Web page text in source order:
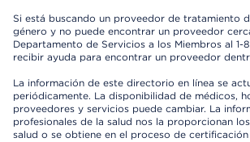
Si está buscando un proveedor de tratamiento
género y no puede encontrar un proveedor
Departamento de Servicios a los Miembros al
recibir ayuda para encontrar un proveedor
La información de este directorio en línea se
periódicamente. La disponibilidad de médicos,
proveedores y servicios puede cambiar. La
profesionales de la salud nos la proporcionan
salud o se obtiene en el proceso de certificación